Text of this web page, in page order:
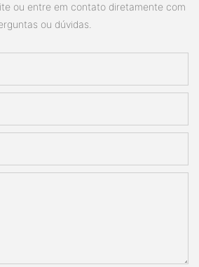
ou entre em contato diretamente com
ou dúvidas.